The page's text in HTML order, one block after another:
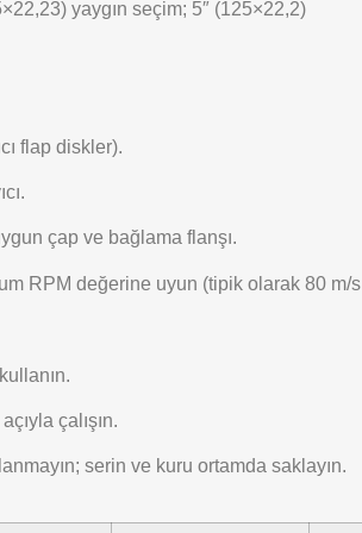
yaygın seçim; 5″ (125×22,2)
flap diskler).
çap ve bağlama flanşı.
RPM değerine uyun (tipik olarak 80 m/s
çalışın.
serin ve kuru ortamda saklayın.